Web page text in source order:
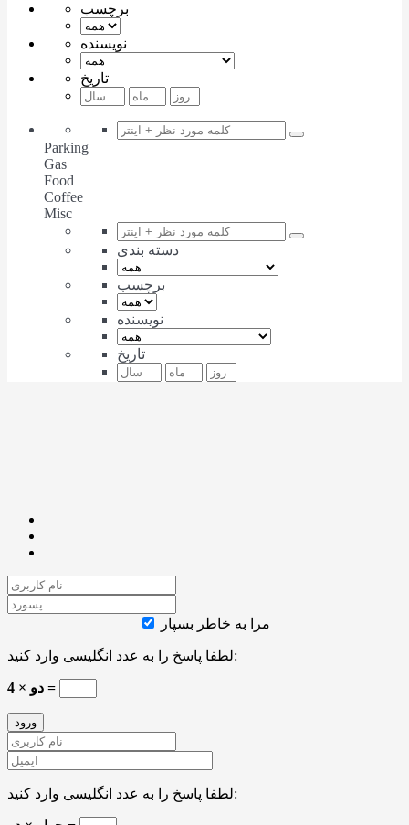
برچسب
نویسنده
تاریخ
Parking
Gas
Food
Coffee
Misc
دسته بندی
برچسب
نویسنده
تاریخ
مرا به خاطر بسپار
لطفا پاسخ را به عدد انگلیسی وارد کنید:
دو × 4 =
لطفا پاسخ را به عدد انگلیسی وارد کنید: